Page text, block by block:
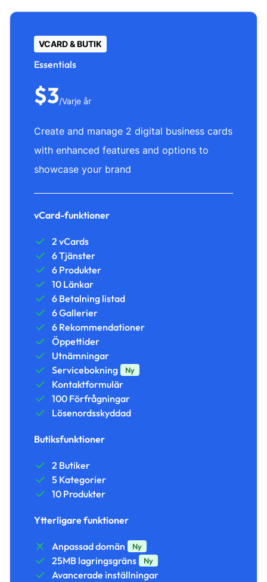
VCARD & BUTIK
Essentials
$3/Varje år
Create and manage 2 digital business cards
with enhanced features and options to
showcase your brand
vCard-funktioner
2 vCards
6 Tjänster
6 Produkter
10 Länkar
6 Betalning listad
6 Gallerier
6 Rekommendationer
Öppettider
Utnämningar
Servicebokning
Ny
Kontaktformulär
100 Förfrågningar
Lösenordsskyddad
Butiksfunktioner
2 Butiker
5 Kategorier
10 Produkter
Ytterligare funktioner
Anpassad domän Ny
25MB lagringsgräns Ny
Avancerade inställningar